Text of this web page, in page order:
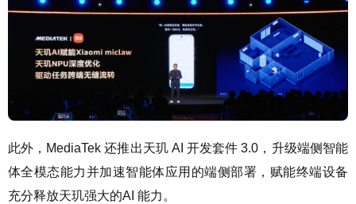
此外，MediaTek 还推出天玑 AI 开发套件 3.0，升级端侧智能
体全模态能力并加速智能体应用的端侧部署，赋能终端设备
充分释放天玑强大的AI 能力。